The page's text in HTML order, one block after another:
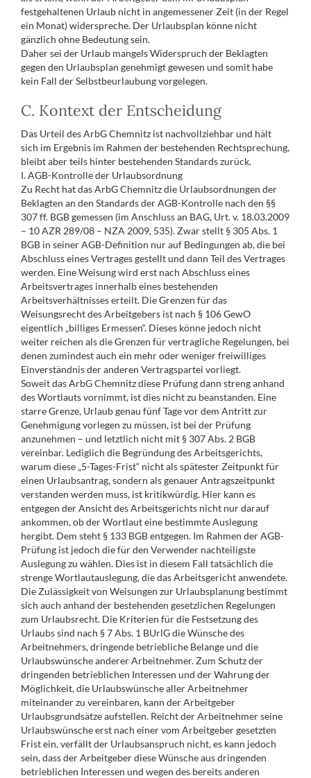
festgehaltenen Urlaub nicht in angemessener Zeit (in der Regel
ein Monat) widerspreche. Der Urlaubsplan könne nicht
gänzlich ohne Bedeutung sein.
Daher sei der Urlaub mangels Widerspruch der Beklagten
gegen den Urlaubsplan genehmigt gewesen und somit habe
kein Fall der Selbstbeurlaubung vorgelegen.
C. Kontext der Entscheidung
Das Urteil des ArbG Chemnitz ist nachvollziehbar und hält
sich im Ergebnis im Rahmen der bestehenden Rechtsprechung,
bleibt aber teils hinter bestehenden Standards zurück.
I. AGB-Kontrolle der Urlaubsordnung
Zu Recht hat das ArbG Chemnitz die Urlaubsordnungen der
Beklagten an den Standards der AGB-Kontrolle nach den §§
307 ff. BGB gemessen (im Anschluss an BAG, Urt. v. 18.03.2009
– 10 AZR 289/08 – NZA 2009, 535). Zwar stellt § 305 Abs. 1
BGB in seiner AGB-Definition nur auf Bedingungen ab, die bei
Abschluss eines Vertrages gestellt und dann Teil des Vertrages
werden. Eine Weisung wird erst nach Abschluss eines
Arbeitsvertrages innerhalb eines bestehenden
Arbeitsverhältnisses erteilt. Die Grenzen für das
Weisungsrecht des Arbeitgebers ist nach § 106 GewO
eigentlich „billiges Ermessen“. Dieses könne jedoch nicht
weiter reichen als die Grenzen für vertragliche Regelungen, bei
denen zumindest auch ein mehr oder weniger freiwilliges
Einverständnis der anderen Vertragspartei vorliegt.
Soweit das ArbG Chemnitz diese Prüfung dann streng anhand
des Wortlauts vornimmt, ist dies nicht zu beanstanden. Eine
starre Grenze, Urlaub genau fünf Tage vor dem Antritt zur
Genehmigung vorlegen zu müssen, ist bei der Prüfung
anzunehmen – und letztlich nicht mit § 307 Abs. 2 BGB
vereinbar. Lediglich die Begründung des Arbeitsgerichts,
warum diese „5-Tages-Frist“ nicht als spätester Zeitpunkt für
einen Urlaubsantrag, sondern als genauer Antragszeitpunkt
verstanden werden muss, ist kritikwürdig. Hier kann es
entgegen der Ansicht des Arbeitsgerichts nicht nur darauf
ankommen, ob der Wortlaut eine bestimmte Auslegung
hergibt. Dem steht § 133 BGB entgegen. Im Rahmen der AGB-
Prüfung ist jedoch die für den Verwender nachteiligste
Auslegung zu wählen. Dies ist in diesem Fall tatsächlich die
strenge Wortlautauslegung, die das Arbeitsgericht anwendete.
Die Zulässigkeit von Weisungen zur Urlaubsplanung bestimmt
sich auch anhand der bestehenden gesetzlichen Regelungen
zum Urlaubsrecht. Die Kriterien für die Festsetzung des
Urlaubs sind nach § 7 Abs. 1 BUrlG die Wünsche des
Arbeitnehmers, dringende betriebliche Belange und die
Urlaubswünsche anderer Arbeitnehmer. Zum Schutz der
dringenden betrieblichen Interessen und der Wahrung der
Möglichkeit, die Urlaubswünsche aller Arbeitnehmer
miteinander zu vereinbaren, kann der Arbeitgeber
Urlaubsgrundsätze aufstellen. Reicht der Arbeitnehmer seine
Urlaubswünsche erst nach einer vom Arbeitgeber gesetzten
Frist ein, verfällt der Urlaubsanspruch nicht, es kann jedoch
sein, dass der Arbeitgeber diese Wünsche aus dringenden
betrieblichen Interessen und wegen des bereits anderen